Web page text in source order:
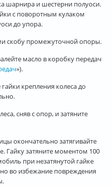
шарнира и шестерни полуоси.
с поворотным кулаком
до упора.
скобу промежуточной опоры.
масло в коробку передач
»).
крепления колеса до
сняв с опор, и затяните
окончательно затягивайте
Гайку затяните моментом 100
при незатянутой гайке
во избежание повреждения